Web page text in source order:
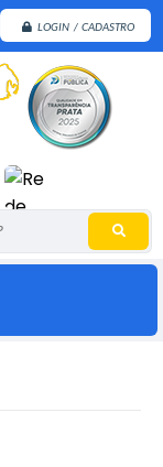
LOGIN / CADASTRO